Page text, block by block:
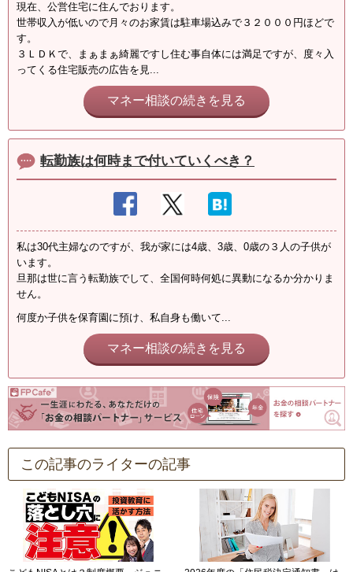
現在、公営住宅に住んでおります。
世帯収入が低いので月々のお家賃は駐車場込みで３２０００円ほどで
す。
３ＬＤＫで、まぁまぁ綺麗ですし住む事自体には満足ですが、度々入
ってくる住宅販売の広告を見...
マネー相談の続きを見る
転勤族は何時まで付いていくべき？
私は30代主婦なのですが、我が家には4歳、3歳、0歳の３人の子供が
います。
旦那は世に言う転勤族でして、全国何時何処に異動になるか分かりま
せん。
何度か子供を保育園に預け、私自身も働いて...
マネー相談の続きを見る
この記事のライターの記事